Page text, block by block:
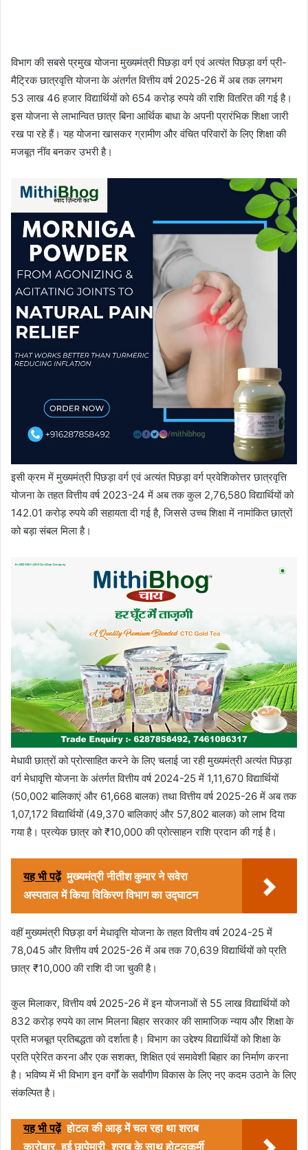
विभाग की सबसे प्रमुख योजना मुख्यमंत्री पिछड़ा वर्ग एवं अत्यंत पिछड़ा वर्ग प्री-
मैट्रिक छात्रवृत्ति योजना के अंतर्गत वित्तीय वर्ष 2025-26 में अब तक लगभग
53 लाख 46 हजार विद्यार्थियों को 654 करोड़ रुपये की राशि वितरित की गई है।
इस योजना से लाभान्वित छात्र बिना आर्थिक बाधा के अपनी प्रारंभिक शिक्षा जारी
रख पा रहे हैं। यह योजना खासकर ग्रामीण और वंचित परिवारों के लिए शिक्षा की
मजबूत नींव बनकर उभरी है।
इसी क्रम में मुख्यमंत्री पिछड़ा वर्ग एवं अत्यंत पिछड़ा वर्ग प्रवेशिकोत्तर छात्रवृत्ति
योजना के तहत वित्तीय वर्ष 2023-24 में अब तक कुल 2,76,580 विद्यार्थियों को
142.01 करोड़ रुपये की सहायता दी गई है, जिससे उच्च शिक्षा में नामांकित छात्रों
को बड़ा संबल मिला है।
मेधावी छात्रों को प्रोत्साहित करने के लिए चलाई जा रही मुख्यमंत्री अत्यंत पिछड़ा
वर्ग मेधावृत्ति योजना के अंतर्गत वित्तीय वर्ष 2024-25 में 1,11,670 विद्यार्थियों
(50,002 बालिकाएं और 61,668 बालक) तथा वित्तीय वर्ष 2025-26 में अब तक
1,07,172 विद्यार्थियों (49,370 बालिकाएं और 57,802 बालक) को लाभ दिया
गया है। प्रत्येक छात्र को ₹10,000 की प्रोत्साहन राशि प्रदान की गई है।
यह भी पढ़ें मुख्यमंत्री नीतीश कुमार ने सवेरा
अस्पताल में किया विकिरण विभाग का उद्घाटन
वहीं मुख्यमंत्री पिछड़ा वर्ग मेधावृत्ति योजना के तहत वित्तीय वर्ष 2024-25 में
78,045 और वित्तीय वर्ष 2025-26 में अब तक 70,639 विद्यार्थियों को प्रति
छात्र ₹10,000 की राशि दी जा चुकी है।
कुल मिलाकर, वित्तीय वर्ष 2025-26 में इन योजनाओं से 55 लाख विद्यार्थियों को
832 करोड़ रुपये का लाभ मिलना बिहार सरकार की सामाजिक न्याय और शिक्षा के
प्रति मजबूत प्रतिबद्धता को दर्शाता है। विभाग का उद्देश्य विद्यार्थियों को शिक्षा के
प्रति प्रेरित करना और एक सशक्त, शिक्षित एवं समावेशी बिहार का निर्माण करना
है। भविष्य में भी विभाग इन वर्गों के सर्वांगीण विकास के लिए नए कदम उठाने के लिए
संकल्पित है।
यह भी पढ़ें होटल की आड़ में चल रहा था शराब
कारोबार, हुई छापेमारी, शराब के साथ होटलकर्मी